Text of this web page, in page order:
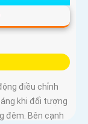
điều chỉnh
khi đối tượng
đêm. Bên cạnh